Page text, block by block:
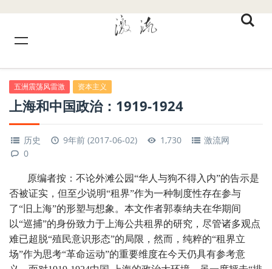
五洲震荡风雷激 资本主义
上海和中国政治：1919-1924
历史 9年前 (2017-06-02) 1,730
激流网
0
原编者按：不论外滩公园“华人与狗不得入内”的告示是
否被证实，但至少说明“租界”作为一种制度性存在参与
了“旧上海”的形塑与想象。本文作者郭泰纳夫在华期间
以“巡捕”的身份致力于上海公共租界的研究，尽管诸多观点
难已超脱“殖民意识形态”的局限，然而，纯粹的“租界立
场”作为思考“革命运动”的重要维度在今天仍具有参考意